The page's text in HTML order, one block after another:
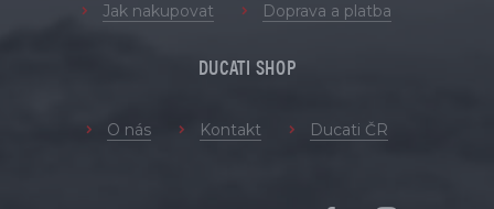
Jak nakupovat Doprava a platba
DUCATI SHOP
O nás Kontakt Ducati ČR